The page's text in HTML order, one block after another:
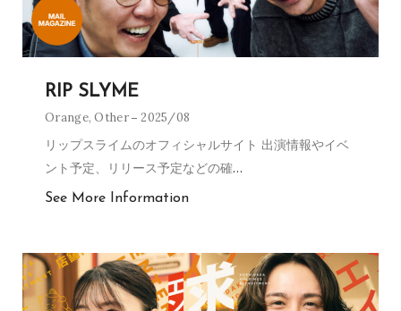
RIP SLYME
Orange,Other 2025/08
リップスライムのオフィシャルサイト 出演情報やイベ
ント予定、リリース予定などの確…
See More Information